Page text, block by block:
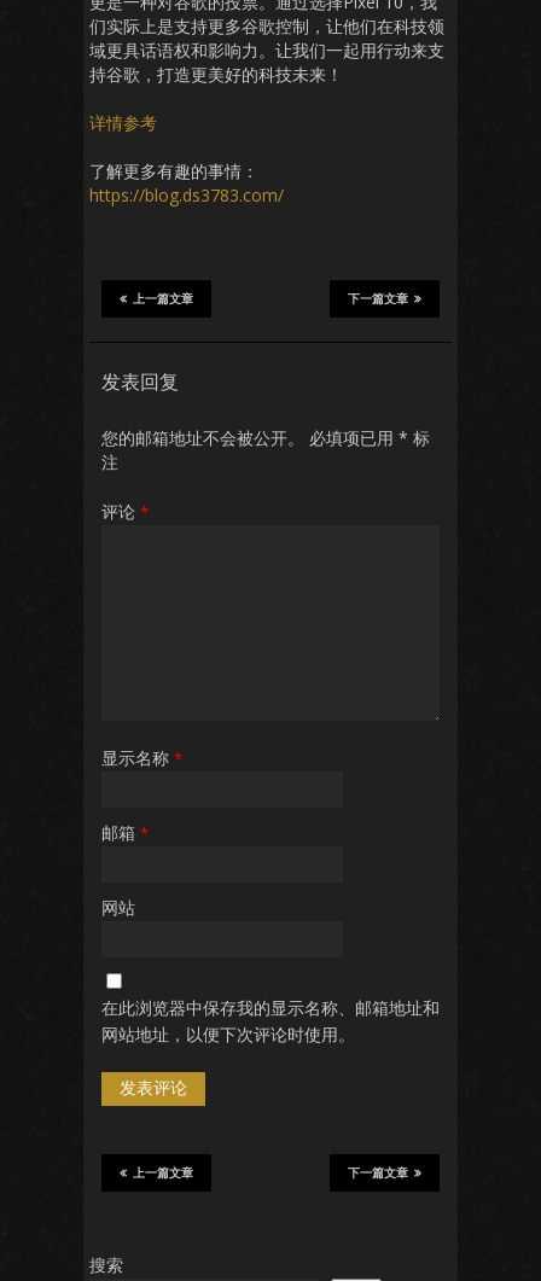
们实际上是支持更多谷歌控制，让他们在科技领
域更具话语权和影响力。让我们一起用行动来支
持谷歌，打造更美好的科技未来！
详情参考
了解更多有趣的事情：
https://blog.ds3783.com/
下一篇文章
上一篇文章
发表回复
您的邮箱地址不会被公开。 必填项已用 * 标
注
评论 *
显示名称 *
邮箱 *
网站
在此浏览器中保存我的显示名称、邮箱地址和
网站地址，以便下次评论时使用。
下一篇文章
上一篇文章
搜索